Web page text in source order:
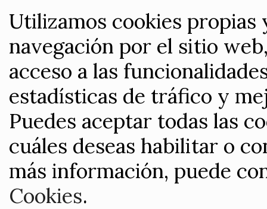
Utilizamos cookies
navegación por el sitio
acceso a las
estadísticas de tráfico y
Puedes aceptar todas las
cuáles deseas habilitar o
más información, puede
Cookies.